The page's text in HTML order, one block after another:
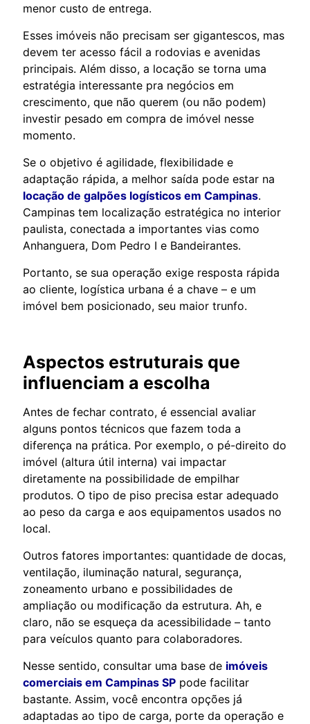
menor custo de entrega.
Esses imóveis não precisam ser gigantescos, mas
devem ter acesso fácil a rodovias e avenidas
principais. Além disso, a locação se torna uma
estratégia interessante pra negócios em
crescimento, que não querem (ou não podem)
investir pesado em compra de imóvel nesse
momento.
Se o objetivo é agilidade, flexibilidade e
adaptação rápida, a melhor saída pode estar na
locação de galpões logísticos em Campinas.
Campinas tem localização estratégica no interior
paulista, conectada a importantes vias como
Anhanguera, Dom Pedro I e Bandeirantes.
Portanto, se sua operação exige resposta rápida
ao cliente, logística urbana é a chave – e um
imóvel bem posicionado, seu maior trunfo.
Aspectos estruturais que
influenciam a escolha
Antes de fechar contrato, é essencial avaliar
alguns pontos técnicos que fazem toda a
diferença na prática. Por exemplo, o pé-direito do
imóvel (altura útil interna) vai impactar
diretamente na possibilidade de empilhar
produtos. O tipo de piso precisa estar adequado
ao peso da carga e aos equipamentos usados no
local.
Outros fatores importantes: quantidade de docas,
ventilação, iluminação natural, segurança,
zoneamento urbano e possibilidades de
ampliação ou modificação da estrutura. Ah, e
claro, não se esqueça da acessibilidade – tanto
para veículos quanto para colaboradores.
Nesse sentido, consultar uma base de imóveis
comerciais em Campinas SP pode facilitar
bastante. Assim, você encontra opções já
adaptadas ao tipo de carga, porte da operação e